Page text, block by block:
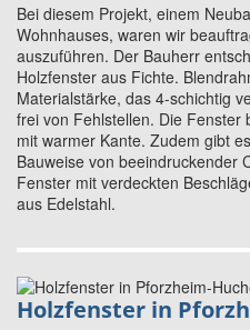
Bei diesem Projekt, einem
Wohnhauses, waren wir
auszuführen. Der Bauherr
Holzfenster aus Fichte.
Materialstärke, das 4-schichtig
frei von Fehlstellen. Die Fenster
mit warmer Kante. Zudem gibt
Bauweise von beeindruckender
Fenster mit verdeckten
aus Edelstahl.
Holzfenster in